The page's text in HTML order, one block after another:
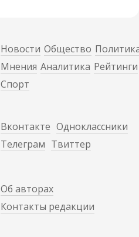
Новости Общество
Мнения Аналитика Рейтинги
Спорт
Вконтакте Одноклассники
Телеграм Твиттер
Об авторах
Контакты редакции